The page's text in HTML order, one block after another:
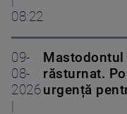
08:22
09-
08-
2026
răsturnat.
urgență